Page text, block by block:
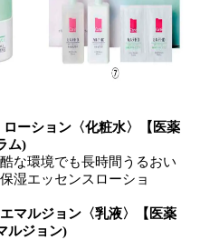
ーション〈化粧水〉【医薬
ム)
な環境でも長時間うるおい
湿エッセンスローショ
ルジョン〈乳液〉【医薬
ルジョン)